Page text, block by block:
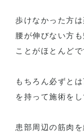
歩けなかった方
腰が伸びない方
ことがほとんどで
もちろん必ずと
を持って施術をし
患部周辺の筋肉